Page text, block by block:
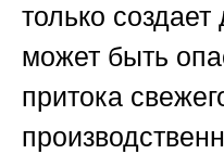
только
может быть
притока